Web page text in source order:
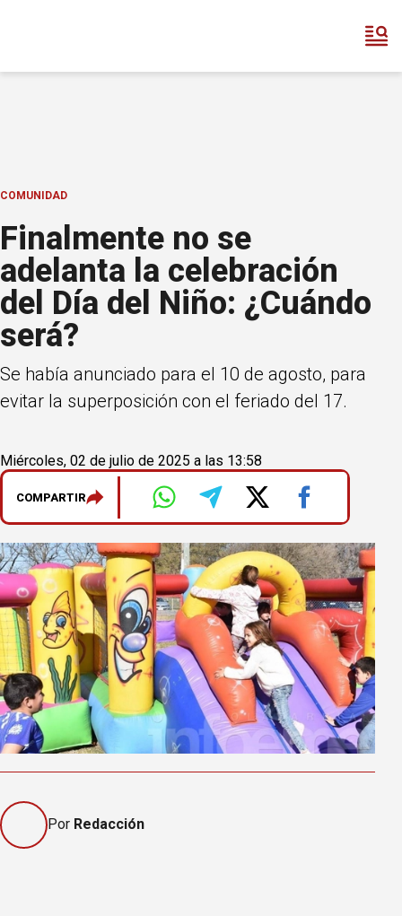
COMUNIDAD
Finalmente no se
adelanta la celebración
del Día del Niño: ¿Cuándo
será?
Se había anunciado para el 10 de agosto, para
evitar la superposición con el feriado del 17.
Miércoles, 02 de julio de 2025 a las 13:58
COMPARTIR
Por Redacción